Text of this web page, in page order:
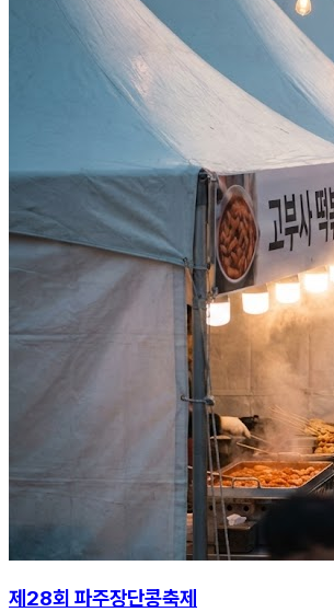
제28회 파주장단콩축제